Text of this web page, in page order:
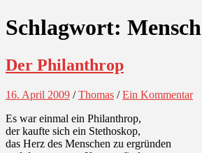
Schlagwort: Mensch
Der Philanthrop
16. April 2009 /Thomas /Ein Kommentar
Es war einmal ein Philanthrop,
der kaufte sich ein Stethoskop,
das Herz des Menschen zu ergründen